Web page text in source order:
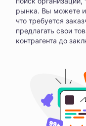
рынка. Вы можете
что требуется
предлагать свои
контрагента до